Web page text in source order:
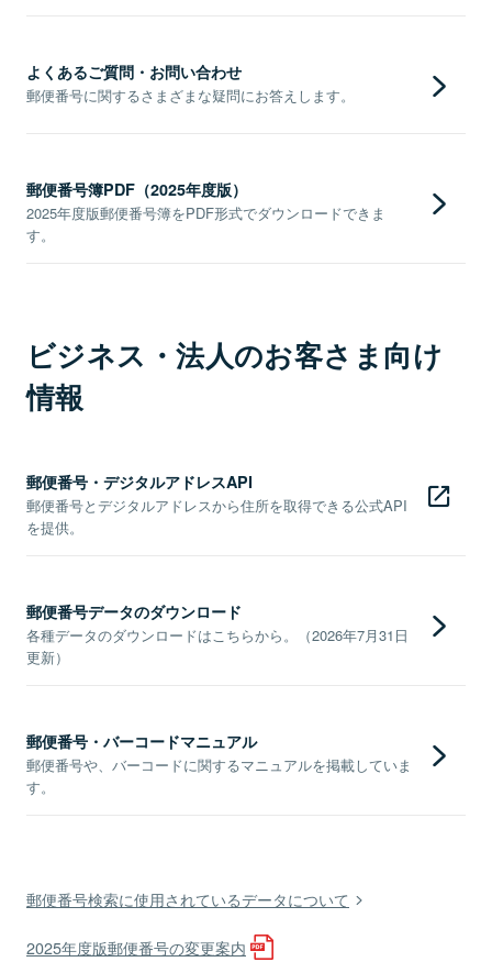
よくあるご質問・お問い合わせ
郵便番号に関するさまざまな疑問にお答えします。
郵便番号簿PDF（2025年度版）
2025年度版郵便番号簿をPDF形式でダウンロードできま
す。
ビジネス・法人のお客さま向け
情報
郵便番号・デジタルアドレスAPI
郵便番号とデジタルアドレスから住所を取得できる公式API
を提供。
郵便番号データのダウンロード
各種データのダウンロードはこちらから。（2026年7月31日
更新）
郵便番号・バーコードマニュアル
郵便番号や、バーコードに関するマニュアルを掲載していま
す。
郵便番号検索に使用されているデータについて
2025年度版郵便番号の変更案内